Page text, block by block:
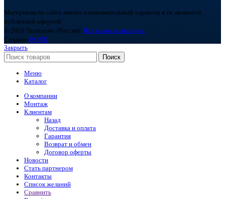
Материалы на сайте имеют ознакомительный характер и не являются
публичной офертой.
© 2026 Теплоплас (Россия). Все права защищены.
Создано BOND
Закрыть
Поиск
Меню
Каталог
О компании
Монтаж
Клиентам
Назад
Доставка и оплата
Гарантия
Возврат и обмен
Договор оферты
Новости
Стать партнером
Контакты
Список желаний
Сравнить